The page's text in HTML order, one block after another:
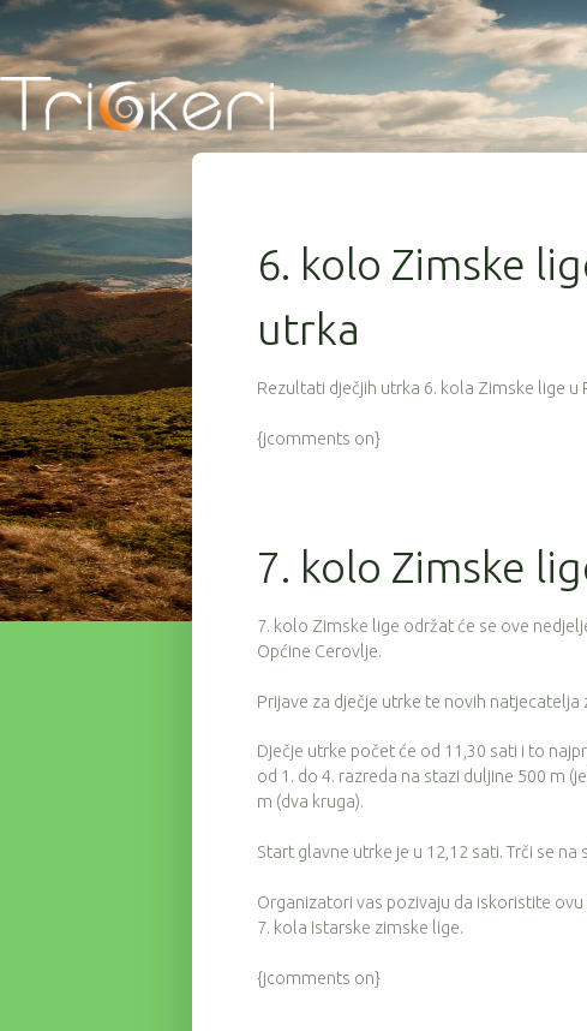
6. kolo Zimske
utrka
Rezultati dječjih utrka 6. kola Zimske lige u
{jcomments on}
7. kolo Zimske
7. kolo Zimske lige održat će se ove
Općine Cerovlje.
Prijave za dječje utrke te novih
Dječje utrke počet će od 11,30 sati i to
od 1. do 4. razreda na stazi duljine 500 m
m (dva kruga).
Start glavne utrke je u 12,12 sati. Trči se
Organizatori vas pozivaju da iskoristite
7. kola Istarske zimske lige.
{jcomments on}